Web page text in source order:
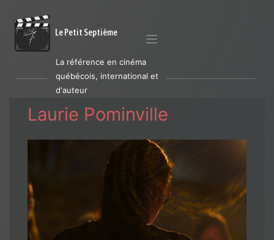
Le Petit Septième
La référence en cinéma
québécois, international et
d'auteur
Laurie Pominville